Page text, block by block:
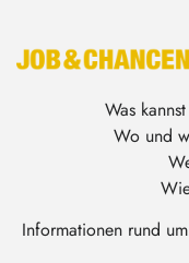
Was
Wo und
Informationen rund